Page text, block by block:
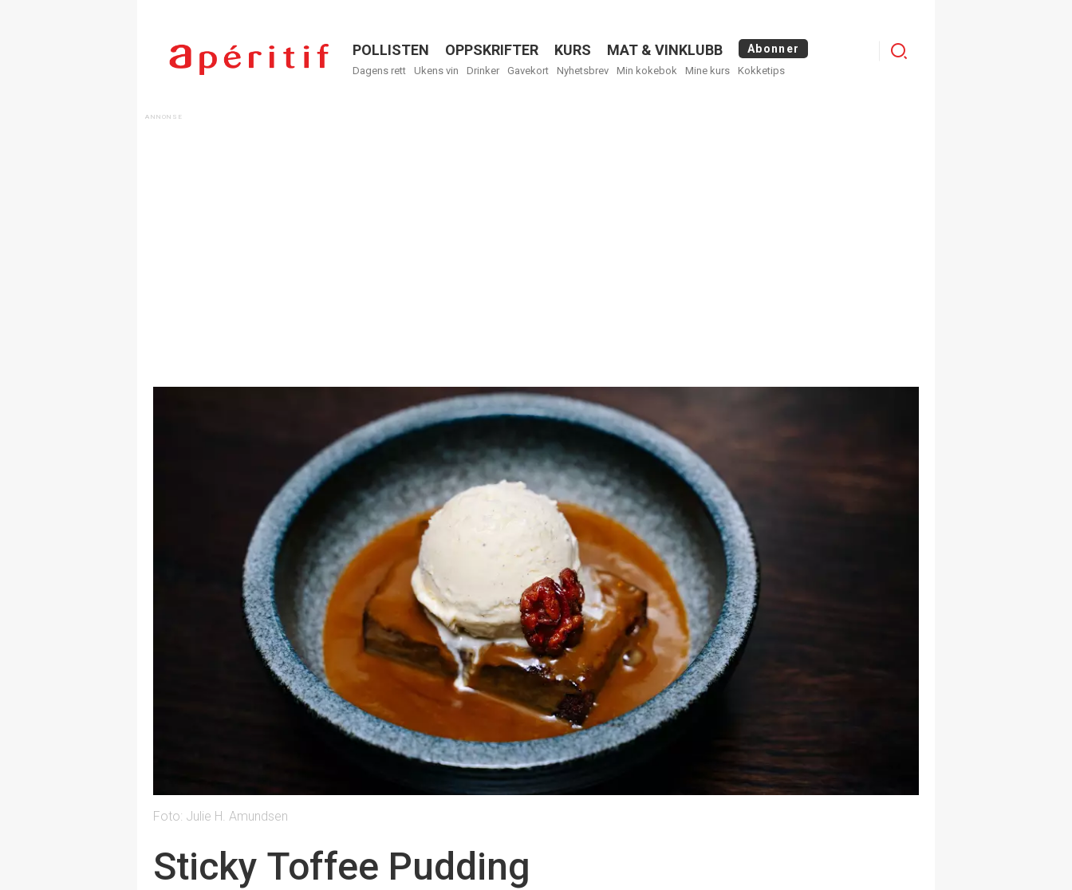
Menu
POLLISTEN OPPSKRIFTER KURS MAT & VINKLUBB Abonner
Dagens rett Ukens vin Drinker Gavekort Nyhetsbrev Min kokebok Mine kurs Kokketips
Logg
Foto: Julie H. Amundsen
Sticky Toffee Pudding